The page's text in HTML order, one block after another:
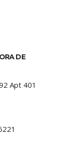
DE
Apt 401